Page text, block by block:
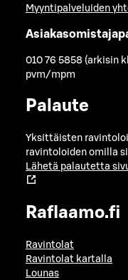
Myyntipalveluiden
010 76 5858 (arkisin
pvm/mpm
Palaute
Yksittäisten
ravintoloiden omilla
Lähetä palautetta
Raflaamo.fi
Ravintolat
Ravintolat kartalla
Lounas